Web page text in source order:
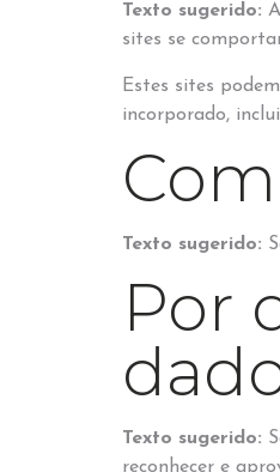
Texto sugerido:
sites se
Estes sites
incorporado,
Texto sugerido:
Por
Texto sugerido:
reconhecer e